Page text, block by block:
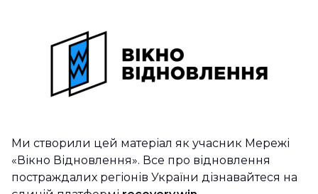
Ми створили цей матеріал як учасник Мережі
«Вікно Відновлення». Все про відновлення
постраждалих регіонів України дізнавайтеся на